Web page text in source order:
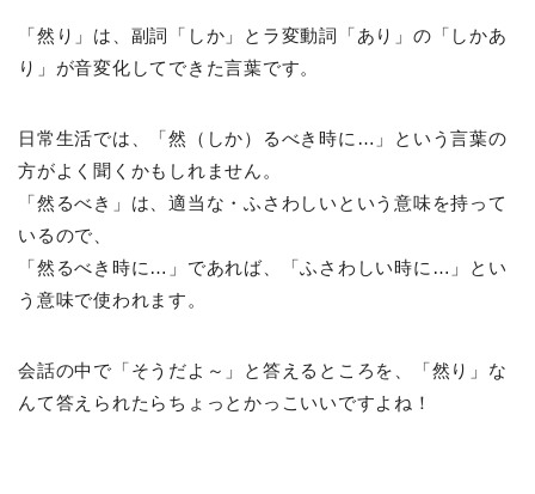
「然り」は、副詞「しか」とラ変動詞「あり」の「しかあ
り」が音変化してできた言葉です。
日常生活では、「然（しか）るべき時に…」という言葉の
方がよく聞くかもしれません。
「然るべき」は、適当な・ふさわしいという意味を持って
いるので、
「然るべき時に…」であれば、「ふさわしい時に…」とい
う意味で使われます。
会話の中で「そうだよ～」と答えるところを、「然り」な
んて答えられたらちょっとかっこいいですよね！